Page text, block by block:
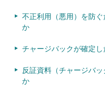
不正利用（悪用）を防
か
チャージバックが確定
反証資料（チャージバ
か